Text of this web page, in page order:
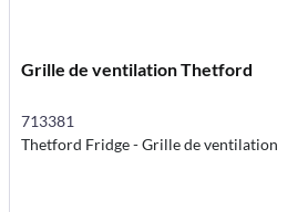
Grille de ventilation Thetford
713381
Thetford Fridge - Grille de ventilation